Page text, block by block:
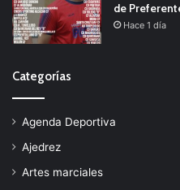
de
Hace 1 día
Categorías
Agenda Deportiva
Ajedrez
Artes marciales